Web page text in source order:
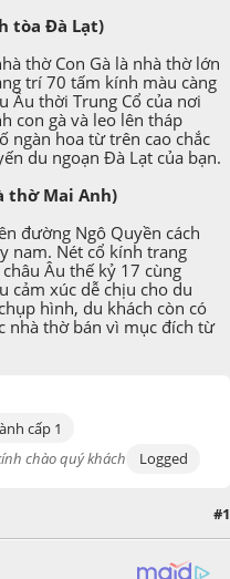
tòa Đà Lạt)
thờ Con Gà là nhà thờ lớn
trí 70 tấm kính màu càng
Âu thời Trung Cổ của nơi
con gà và leo lên tháp
ngàn hoa từ trên cao chắc
du ngoạn Đà Lạt của bạn.
thờ Mai Anh)
đường Ngô Quyền cách
nam. Nét cổ kính trang
Âu thế kỷ 17 cùng
cảm xúc dễ chịu cho du
hình, du khách còn có
nhà thờ bán vì mục đích từ
cấp 1
chào quý khách Logged
#1